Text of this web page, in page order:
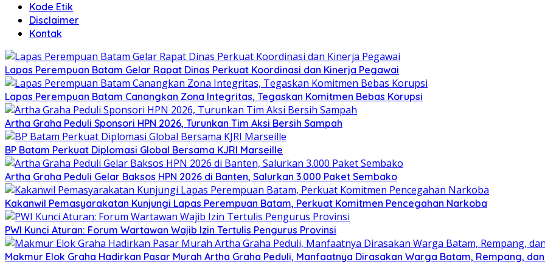
Kode Etik
Disclaimer
Kontak
Lapas Perempuan Batam Gelar Rapat Dinas Perkuat Koordinasi dan Kinerja Pegawai
Lapas Perempuan Batam Canangkan Zona Integritas, Tegaskan Komitmen Bebas Korupsi
Artha Graha Peduli Sponsori HPN 2026, Turunkan Tim Aksi Bersih Sampah
BP Batam Perkuat Diplomasi Global Bersama KJRI Marseille
Artha Graha Peduli Gelar Baksos HPN 2026 di Banten, Salurkan 3.000 Paket Sembako
Kakanwil Pemasyarakatan Kunjungi Lapas Perempuan Batam, Perkuat Komitmen Pencegahan Narkoba
PWI Kunci Aturan: Forum Wartawan Wajib Izin Tertulis Pengurus Provinsi
Makmur Elok Graha Hadirkan Pasar Murah Artha Graha Peduli, Manfaatnya Dirasakan Warga Batam, Rempang,